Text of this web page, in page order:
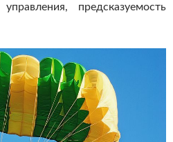
предсказуемость